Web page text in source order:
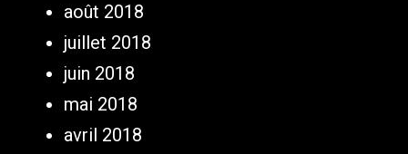
août 2018
juillet 2018
juin 2018
mai 2018
avril 2018